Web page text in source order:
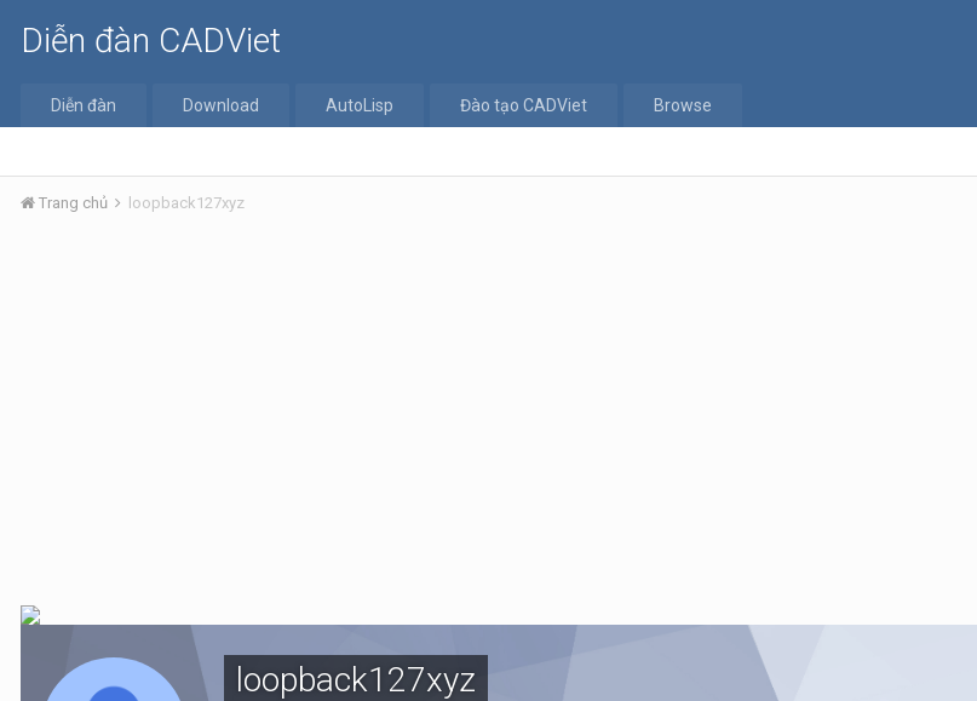
Diễn đàn CADViet
Diễn đàn Download AutoLisp Đào tạo CADViet Browse
Trang chủ loopback127xyz
loopback127xyz